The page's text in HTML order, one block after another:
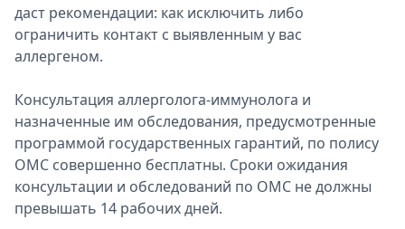
даст рекомендации: как исключить либо
ограничить контакт с выявленным у вас
аллергеном.
Консультация аллерголога-иммунолога и
назначенные им обследования, предусмотренные
программой государственных гарантий, по полису
ОМС совершенно бесплатны. Сроки ожидания
консультации и обследований по ОМС не должны
превышать 14 рабочих дней.